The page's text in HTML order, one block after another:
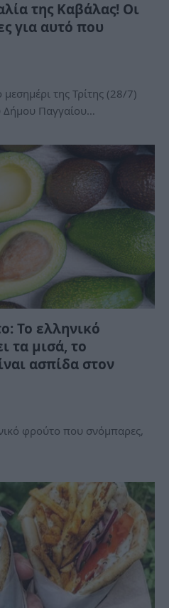
της Καβάλας! Οι
για αυτό που
της Τρίτης (28/7)
Δήμου Παγγαίου…
Το ελληνικό
τα μισά, το
ασπίδα στον
φρούτο που σνόμπαρες,